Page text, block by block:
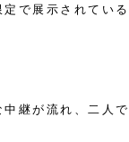
定で展示されてい
継が流れ、二人